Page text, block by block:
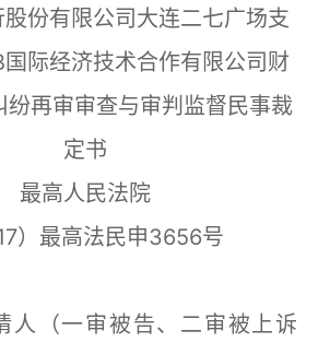
份有限公司大连二七广场支
际经济技术合作有限公司财
纷再审审查与审判监督民事裁
定书
最高人民法院
）最高法民申3656号
（一审被告、二审被上诉